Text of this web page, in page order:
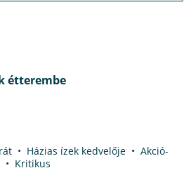
étterembe
• Házias ízek kedvelője • Akció-
• Kritikus